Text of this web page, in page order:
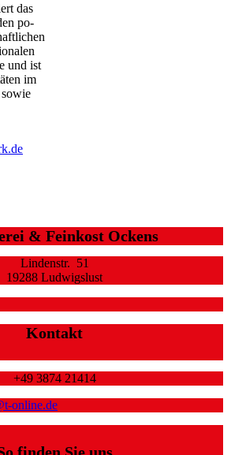
das
po­
und ist
im
& Feinkost Ockens
Lindenstr. 51
19288 Ludwigslust
Kontakt
+49 3874 21414
online.de